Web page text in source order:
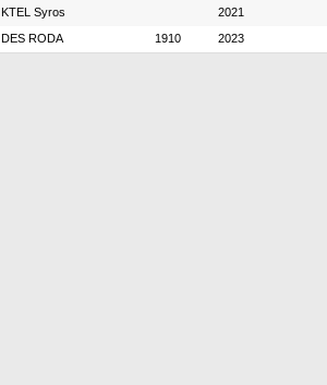
KTEL Syros 2021
DES RODA 1910 2023